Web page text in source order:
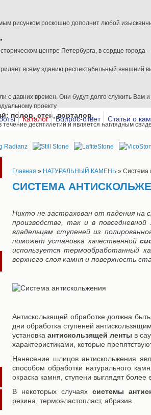
рисунком роскошно дополнит любой
центре Петербурга, в сердце города
всему зданию респектабельный внешний
с давних времен. Они будут долго служить
проекту.
полов, стен, порталов.
десятилетий и является наглядным
явлением, поэтому и отделка интерьера
в камне, что позволяет вживую увидеть
камня
и, вместе с тем, роскошное
Каталог Вопрос-ответ Статьи о
Главная » НАТУРАЛЬНЫЙ КАМЕНЬ » Система
СИСТЕМА
Никто не застрахован от падения на
производстве, так и в
владельцам ступеней из
поможет установка качественной
используется термообработанный
верхнего слоя камня и поверхность
Антискользящей обработке должна
дни обработка ступеней
установкаантискользящей ленты в
характеристиками, которые
Нанесение шлицов антискольжения
способом обработки натурального
окраска камня, ступени выглядят более
В некоторых случаях системы
резина, термоэластопласт, абразив.